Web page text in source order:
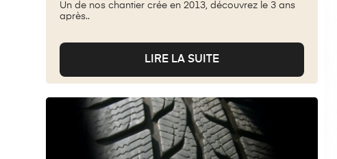
Un de nos chantier crée en 2013, découvrez le 3 ans
après..
LIRE LA SUITE